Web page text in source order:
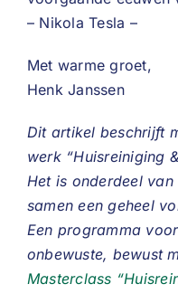
– Nikola Tesla –
Met warme groet,
Henk Janssen
Dit artikel beschrijft
werk “Huisreiniging &
Het is onderdeel
samen een geheel
Een programma
onbewuste, bewust
Masterclass